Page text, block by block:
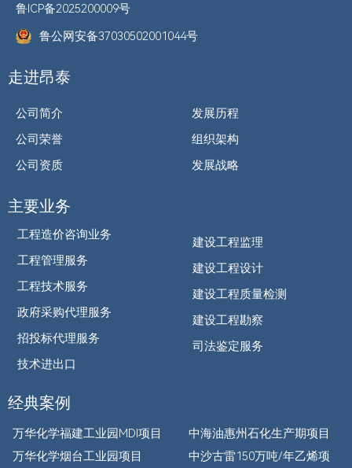
鲁ICP备2025200009号
鲁公网安备37030502001044号
走进昂泰
公司简介
公司荣誉
公司资质
发展历程
组织架构
发展战略
主要业务
工程造价咨询业务
工程管理服务
工程技术服务
政府采购代理服务
招投标代理服务
技术进出口
建设工程监理
建设工程设计
建设工程质量检测
建设工程勘察
司法鉴定服务
经典案例
万华化学福建工业园MDI项目
万华化学烟台工业园项目
中海油惠州石化生产期项目
中沙古雷150万吨/年乙烯项